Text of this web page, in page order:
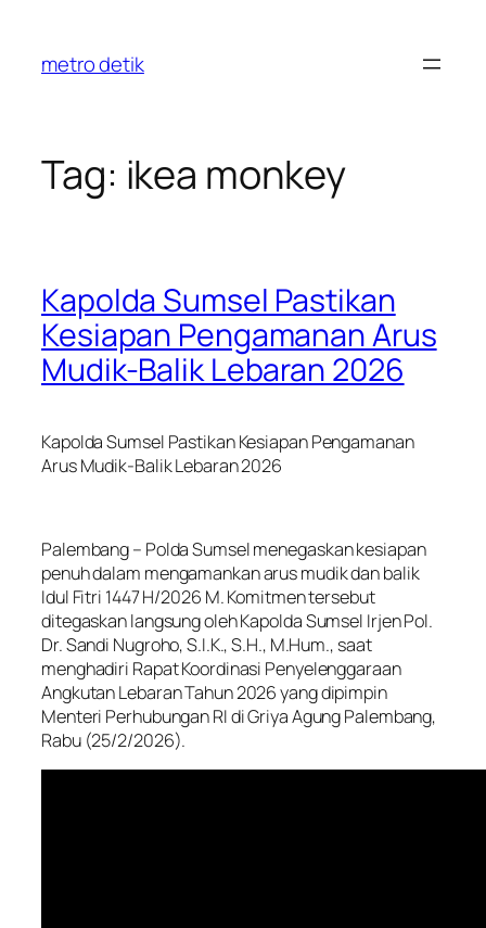
content
metro detik
Tag: ikea monkey
Kapolda Sumsel Pastikan
Kesiapan Pengamanan Arus
Mudik-Balik Lebaran 2026
Kapolda Sumsel Pastikan Kesiapan Pengamanan
Arus Mudik-Balik Lebaran 2026
Palembang – Polda Sumsel menegaskan kesiapan
penuh dalam mengamankan arus mudik dan balik
Idul Fitri 1447 H/2026 M. Komitmen tersebut
ditegaskan langsung oleh Kapolda Sumsel Irjen Pol.
Dr. Sandi Nugroho, S.I.K., S.H., M.Hum., saat
menghadiri Rapat Koordinasi Penyelenggaraan
Angkutan Lebaran Tahun 2026 yang dipimpin
Menteri Perhubungan RI di Griya Agung Palembang,
Rabu (25/2/2026).